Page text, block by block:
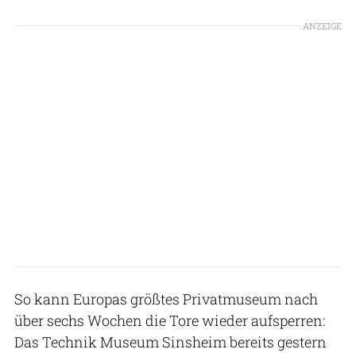
ANZEIGE
So kann Europas größtes Privatmuseum nach
über sechs Wochen die Tore wieder aufsperren:
Das Technik Museum Sinsheim bereits gestern